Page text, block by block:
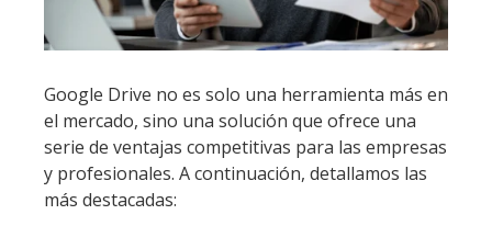
Google Drive no es solo una herramienta más en
el mercado, sino una solución que ofrece una
serie de ventajas competitivas para las empresas
y profesionales. A continuación, detallamos las
más destacadas: